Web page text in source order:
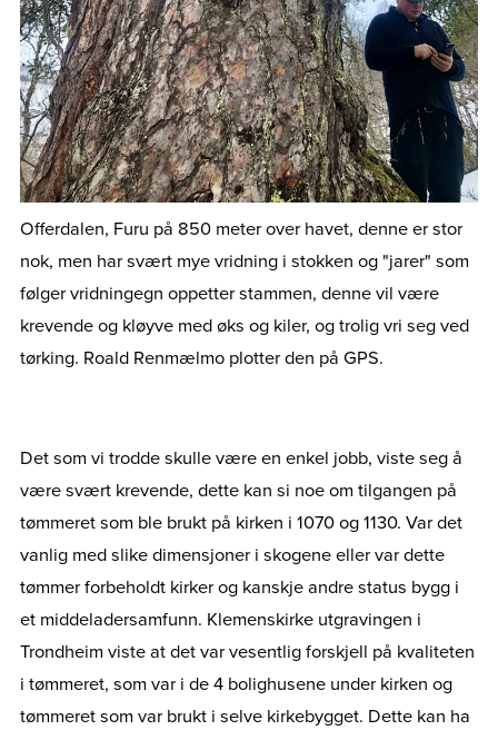
Offerdalen, Furu på 850 meter over havet, denne er stor
nok, men har svært mye vridning i stokken og "jarer" som
følger vridningegn oppetter stammen, denne vil være
krevende og kløyve med øks og kiler, og trolig vri seg ved
tørking. Roald Renmælmo plotter den på GPS.
Det som vi trodde skulle være en enkel jobb, viste seg å
være svært krevende, dette kan si noe om tilgangen på
tømmeret som ble brukt på kirken i 1070 og 1130. Var det
vanlig med slike dimensjoner i skogene eller var dette
tømmer forbeholdt kirker og kanskje andre status bygg i
et middeladersamfunn. Klemenskirke utgravingen i
Trondheim viste at det var vesentlig forskjell på kvaliteten
i tømmeret, som var i de 4 bolighusene under kirken og
tømmeret som var brukt i selve kirkebygget. Dette kan ha